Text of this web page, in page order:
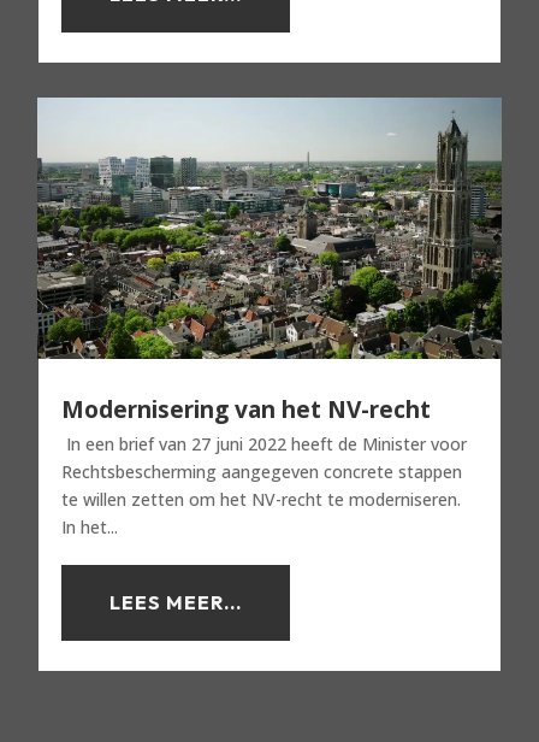
Modernisering van het NV-recht
In een brief van 27 juni 2022 heeft de Minister voor
Rechtsbescherming aangegeven concrete stappen
te willen zetten om het NV-recht te moderniseren.
In het...
LEES MEER...